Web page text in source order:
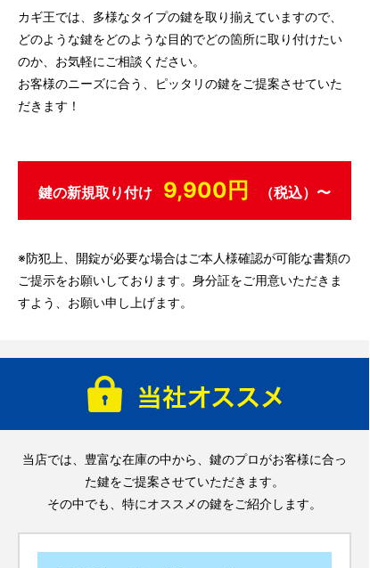
カギ王では、多様なタイプの鍵を取り揃えていますので、
どのような鍵をどのような目的でどの箇所に取り付けたい
のか、お気軽にご相談ください。
お客様のニーズに合う、ピッタリの鍵をご提案させていた
だきます！
鍵の新規取り付け 9,900円 （税込）〜
※防犯上、開錠が必要な場合はご本人様確認が可能な書類の
ご提示をお願いしております。身分証をご用意いただきま
すよう、お願い申し上げます。
当店では、豊富な在庫の中から、鍵のプロがお客様に合っ
た鍵をご提案させていただきます。
その中でも、特にオススメの鍵をご紹介します。